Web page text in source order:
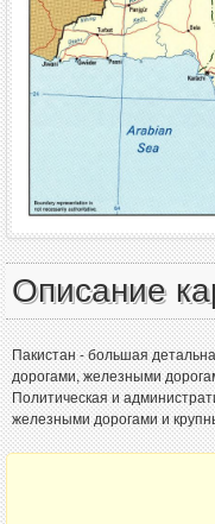
Описание
Пакистан - большая
дорогами, железными
Политическая и
железными дорогами и